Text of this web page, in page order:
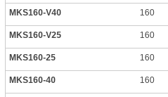
MKS160-V40 160
MKS160-V25 160
MKS160-25 160
MKS160-40 160